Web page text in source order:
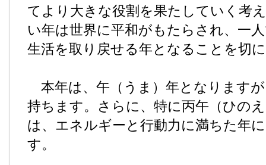
てより大きな役割を果たしていく考
い年は世界に平和がもたらされ、一
生活を取り戻せる年となることを切
本年は、午（うま）年となります
持ちます。さらに、特に丙午（ひの
は、エネルギーと行動力に満ちた年
す。